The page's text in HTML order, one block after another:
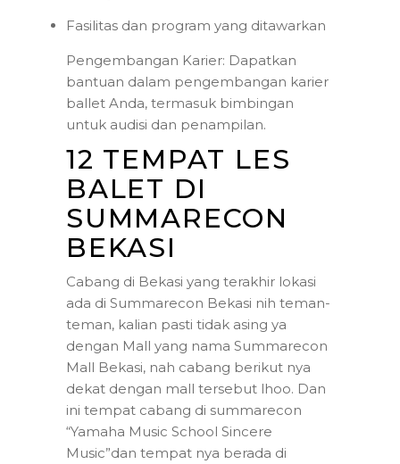
Fasilitas dan program yang ditawarkan
Pengembangan Karier: Dapatkan
bantuan dalam pengembangan karier
ballet Anda, termasuk bimbingan
untuk audisi dan penampilan.
12 TEMPAT LES
BALET DI
SUMMARECON
BEKASI
Cabang di Bekasi yang terakhir lokasi
ada di Summarecon Bekasi nih teman-
teman, kalian pasti tidak asing ya
dengan Mall yang nama Summarecon
Mall Bekasi, nah cabang berikut nya
dekat dengan mall tersebut lhoo. Dan
ini tempat cabang di summarecon
“Yamaha Music School Sincere
Music”dan tempat nya berada di